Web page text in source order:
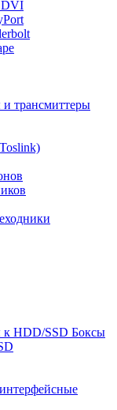
DVI
и трансмиттеры
Боксы